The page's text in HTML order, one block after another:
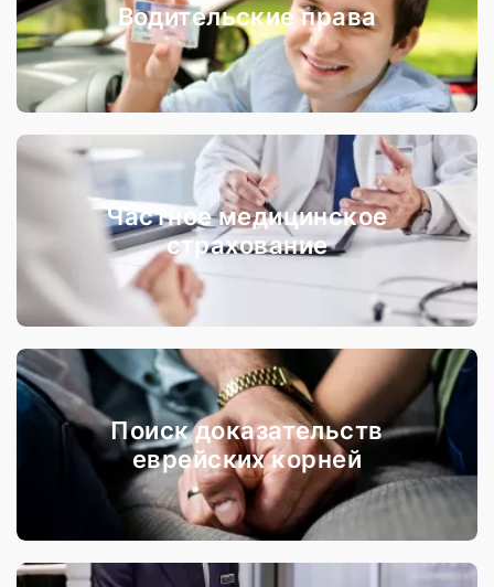
Водительские права
Частное медицинское
страхование
Поиск доказательств
еврейских корней